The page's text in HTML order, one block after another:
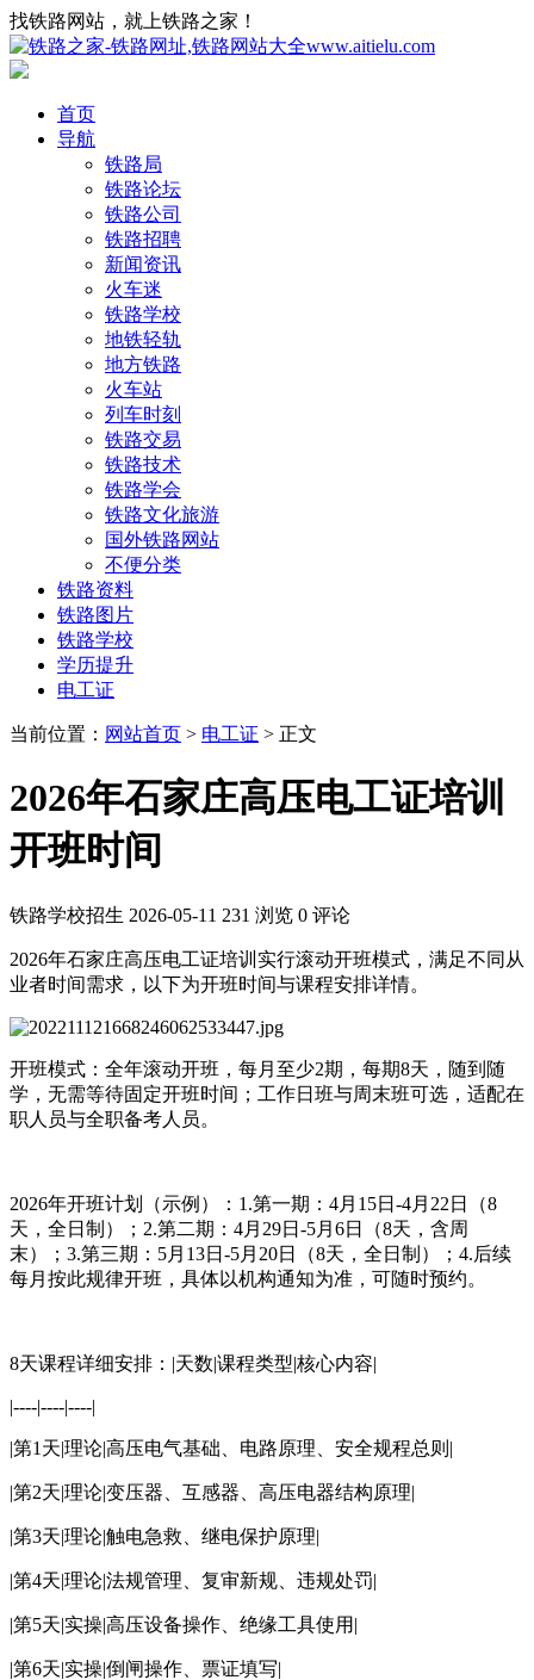
找铁路网站，就上铁路之家！
首页
导航
铁路局
铁路论坛
铁路公司
铁路招聘
新闻资讯
火车迷
铁路学校
地铁轻轨
地方铁路
火车站
列车时刻
铁路交易
铁路技术
铁路学会
铁路文化旅游
国外铁路网站
不便分类
铁路资料
铁路图片
铁路学校
学历提升
电工证
当前位置： 网站首页 > 电工证 > 正文
2026年石家庄高压电工证培训
开班时间
铁路学校招生 2026-05-11 231 浏览 0 评论
2026年石家庄高压电工证培训实行滚动开班模式，满足不同从
业者时间需求，以下为开班时间与课程安排详情。
开班模式：全年滚动开班，每月至少2期，每期8天，随到随
学，无需等待固定开班时间；工作日班与周末班可选，适配在
职人员与全职备考人员。
2026年开班计划（示例）：1.第一期：4月15日-4月22日（8
天，全日制）；2.第二期：4月29日-5月6日（8天，含周
末）；3.第三期：5月13日-5月20日（8天，全日制）；4.后续
每月按此规律开班，具体以机构通知为准，可随时预约。
8天课程详细安排：|天数|课程类型|核心内容|
|----|----|----|
|第1天|理论|高压电气基础、电路原理、安全规程总则|
|第2天|理论|变压器、互感器、高压电器结构原理|
|第3天|理论|触电急救、继电保护原理|
|第4天|理论|法规管理、复审新规、违规处罚|
|第5天|实操|高压设备操作、绝缘工具使用|
|第6天|实操|倒闸操作、票证填写|